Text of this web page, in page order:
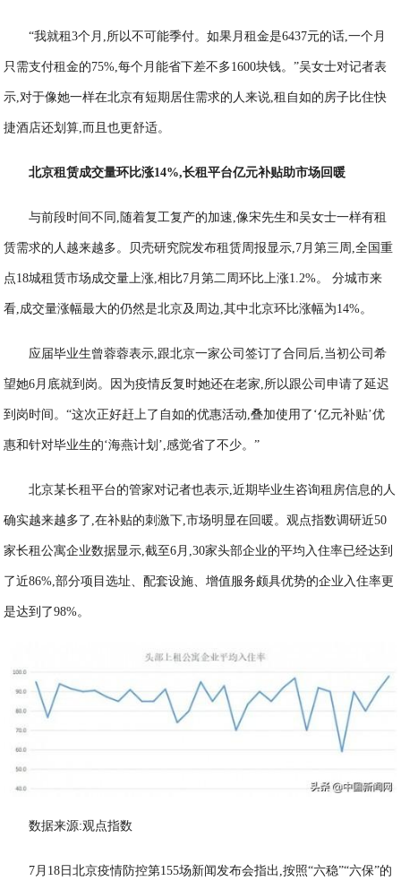
“我就租3个月,所以不可能季付。如果月租金是6437元的话,一个月
只需支付租金的75%,每个月能省下差不多1600块钱。”吴女士对记者表
示,对于像她一样在北京有短期居住需求的人来说,租自如的房子比住快
捷酒店还划算,而且也更舒适。
北京租赁成交量环比涨14%,长租平台亿元补贴助市场回暖
与前段时间不同,随着复工复产的加速,像宋先生和吴女士一样有租
赁需求的人越来越多。贝壳研究院发布租赁周报显示,7月第三周,全国重
点18城租赁市场成交量上涨,相比7月第二周环比上涨1.2%。 分城市来
看,成交量涨幅最大的仍然是北京及周边,其中北京环比涨幅为14%。
应届毕业生曾蓉蓉表示,跟北京一家公司签订了合同后,当初公司希
望她6月底就到岗。因为疫情反复时她还在老家,所以跟公司申请了延迟
到岗时间。“这次正好赶上了自如的优惠活动,叠加使用了‘亿元补贴’优
惠和针对毕业生的‘海燕计划’,感觉省了不少。”
北京某长租平台的管家对记者也表示,近期毕业生咨询租房信息的人
确实越来越多了,在补贴的刺激下,市场明显在回暖。观点指数调研近50
家长租公寓企业数据显示,截至6月,30家头部企业的平均入住率已经达到
了近86%,部分项目选址、配套设施、增值服务颇具优势的企业入住率更
是达到了98%。
数据来源:观点指数
7月18日北京疫情防控第155场新闻发布会指出,按照“六稳”“六保”的